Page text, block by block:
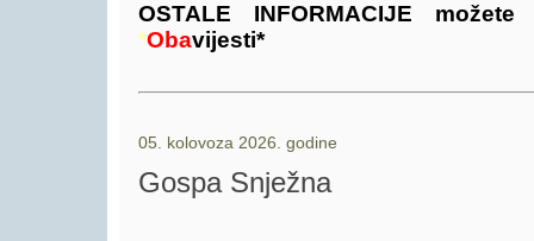
OSTALE INFORMACIJE možete
*O bavijesti*
05. kolovoza 2026. godine
Gospa Snježna